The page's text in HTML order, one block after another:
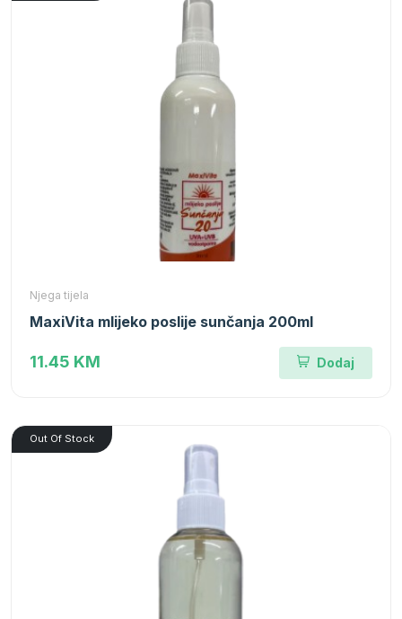
Njega tijela
MaxiVita mlijeko poslije sunčanja 200ml
11.45 KM Dodaj
Out Of Stock